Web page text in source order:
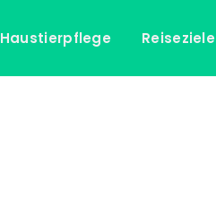
Haustierpflege Reiseziele